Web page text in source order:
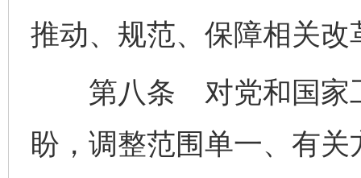
推动、规范、保障相关改
第八条 对党和国家工
盼，调整范围单一、有